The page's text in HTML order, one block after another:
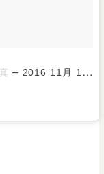
– 2016 11月 17 5:47午前 PST